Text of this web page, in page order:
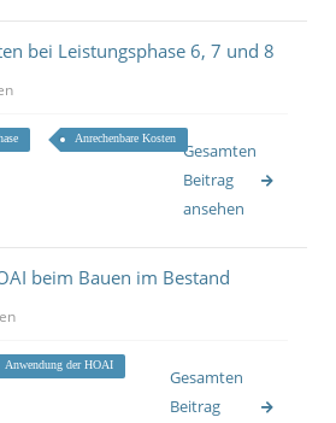
bei Leistungsphase 6, 7 und 8
Anrechenbare Kosten
Gesamten
Beitrag
ansehen
beim Bauen im Bestand
Anwendung der HOAI
Gesamten
Beitrag